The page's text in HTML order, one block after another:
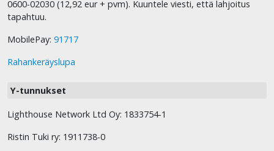
0600-02030 (12,92 eur + pvm). Kuuntele viesti, että lahjoitus
tapahtuu.
MobilePay: 91717
Rahankeräyslupa
Y-tunnukset
Lighthouse Network Ltd Oy: 1833754-1
Ristin Tuki ry: 1911738-0